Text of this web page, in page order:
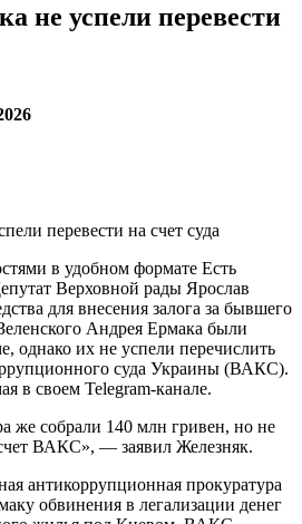
не успели перевести
в удобном формате Есть
Верховной рады Ярослав
для внесения залога за бывшего
Андрея Ермака были
однако их не успели перечислить
суда Украины (ВАКС).
в своем Telegram-канале.
же собрали 140 млн гривен, но не
ВАКС», — заявил Железняк.
антикоррупционная прокуратура
обвинения в легализации денег